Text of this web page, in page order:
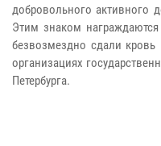
добровольного активного
Этим знаком
безвозмездно сдали
организациях
Петербурга.